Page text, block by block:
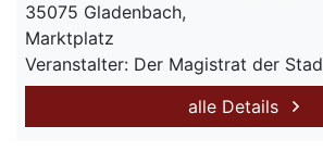
35075 Gladenbach,
Marktplatz
Veranstalter: Der Magistrat der
alle Details